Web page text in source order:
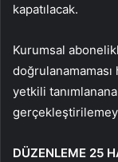
kapatılacak.
Kurumsal
yetkili
DÜZENLEME 25